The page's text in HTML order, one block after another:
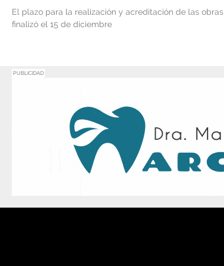
El plazo para la realización y acreditación de las obras
finalizó el 15 de diciembre
PUBLICIDAD